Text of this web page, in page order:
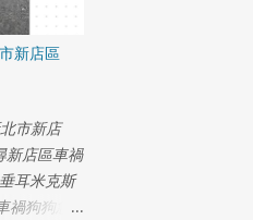
新店區
市新店
新店區車禍
耳米克斯
狗狗急